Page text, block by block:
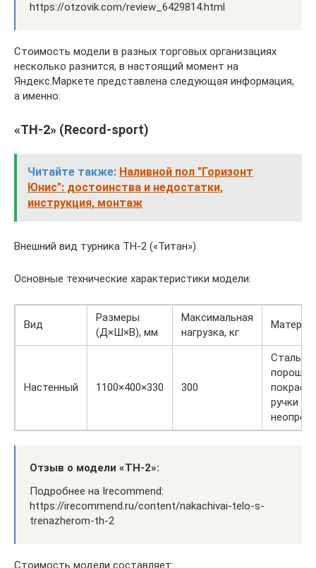
https://otzovik.com/review_6429814.html
Стоимость модели в разных торговых организациях
несколько разнится, в настоящий момент на
Яндекс.Маркете представлена следующая информация,
а именно:
«ТН-2» (Record-sport)
Читайте также: Наливной пол "Горизонт
Юнис": достоинства и недостатки,
инструкция, монтаж
Внешний вид турника ТН-2 («Титан»)
Основные технические характеристики модели:
Вид
Размеры
(Д×Ш×В), мм
Максимальная
нагрузка, кг
Настенный 1100×400×330 300
Сталь и
ручки из
Отзыв о модели «ТН-2»:
Подробнее на Irecommend:
https://irecommend.ru/content/nakachivai-telo-s-
trenazherom-th-2
Стоимость модели составляет: